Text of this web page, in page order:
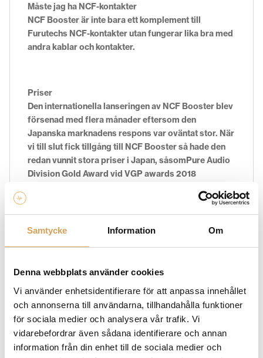
Samtycke Information Om
Denna webbplats använder cookies
Vi använder enhetsidentifierare för att anpassa innehållet
och annonserna till användarna, tillhandahålla funktioner
för sociala medier och analysera vår trafik. Vi
vidarebefordrar även sådana identifierare och annan
information från din enhet till de sociala medier och
Måste jag ha NCF-kontakter
NCF Booster är inte bara ett komplement till
Furutechs NCF-kontakter utan fungerar lika bra med
andra kablar och kontakter.
Priser
Den internationella lanseringen av NCF Booster blev
försenad med flera månader eftersom den
Japanska marknadens respons var oväntat stor. När
vi till slut fick tillgång till NCF Booster så hade den
redan vunnit stora priser i Japan, såsomPure Audio
Division Gold Award vid VGP awards 2018
Uppbyggnad
NCF Booster är en helt passiv komponent som är
som samverkar för att ge maximal effekt.
Fot
Stabilitet är ett av nyckelorden för en stabil
strömförbrukning. Foten har en form som ger en